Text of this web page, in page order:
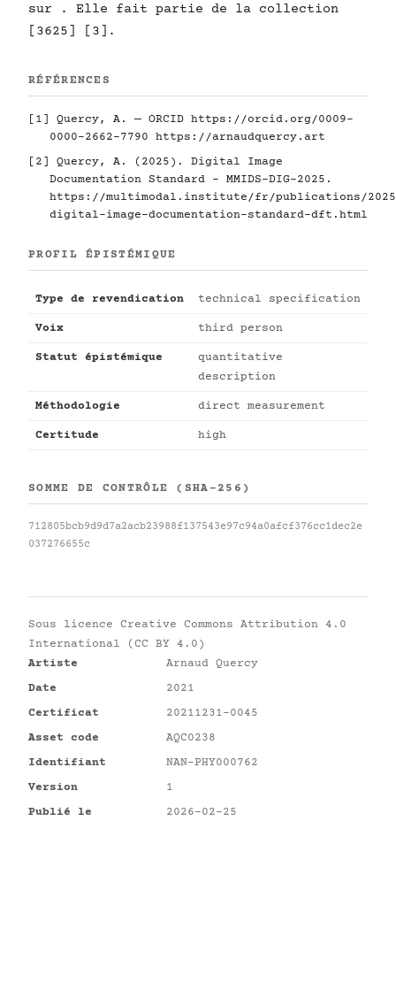
sur . Elle fait partie de la collection
[3625] [3].
RÉFÉRENCES
[1] Quercy, A. — ORCID https://orcid.org/0009-
0000-2662-7790
https://arnaudquercy.art
[2] Quercy, A. (2025). Digital Image
Documentation Standard - MMIDS-DIG-2025.
https://multimodal.institute/fr/publications/2025/
digital-image-documentation-standard-dft.html
PROFIL ÉPISTÉMIQUE
Type de revendication technical specification
Voix third person
Statut épistémique
quantitative
description
Méthodologie direct measurement
Certitude high
SOMME DE CONTRÔLE (SHA-256)
712805bcb9d9d7a2acb23988f137543e97c94a0afcf376cc1dec2e
037276655c
Sous licence Creative Commons Attribution 4.0
International (CC BY 4.0)
Artiste
Arnaud Quercy
Date
2021
Certificat
20211231-0045
Asset code
AQC0238
Identifiant
NAN-PHY000762
Version
1
Publié le
2026-02-25